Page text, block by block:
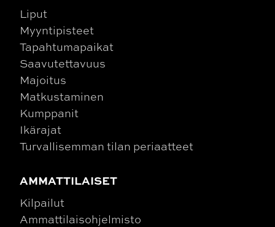
Liput
Myyntipisteet
Tapahtumapaikat
Saavutettavuus
Majoitus
Matkustaminen
Kumppanit
Ikärajat
Turvallisemman tilan periaatteet
AMMATTILAISET
Kilpailut
Ammattilaisohjelmisto